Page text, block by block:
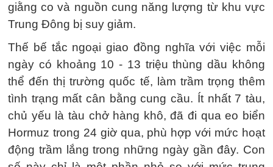
giằng co và nguồn cung năng lượng từ khu vực
Trung Đông bị suy giảm.
Thế bế tắc ngoại giao đồng nghĩa với việc mỗi
ngày có khoảng 10 - 13 triệu thùng dầu không
thể đến thị trường quốc tế, làm trầm trọng thêm
tình trạng mất cân bằng cung cầu. Ít nhất 7 tàu,
chủ yếu là tàu chở hàng khô, đã đi qua eo biển
Hormuz trong 24 giờ qua, phù hợp với mức hoạt
động trầm lắng trong những ngày gần đây. Con